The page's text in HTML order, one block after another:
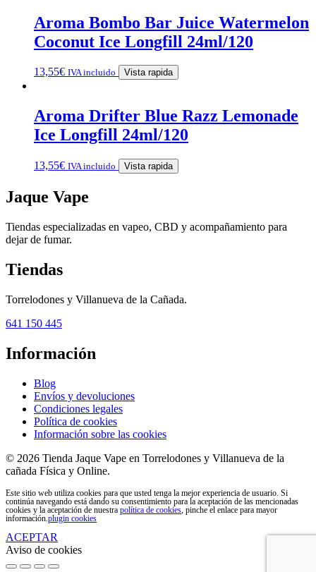
Aroma Bombo Bar Juice Watermelon
Coconut Ice Longfill 24ml/120
13,55€ IVA incluido Vista rapida
Aroma Drifter Blue Razz Lemonade
Ice Longfill 24ml/120
13,55€ IVA incluido Vista rapida
Jaque Vape
Tiendas especializadas en vapeo, CBD y acompañamiento para
dejar de fumar.
Tiendas
Torrelodones y Villanueva de la Cañada.
641 150 445
Información
Blog
Envíos y devoluciones
Condiciones legales
Política de cookies
Información sobre las cookies
© 2026 Tienda Jaque Vape en Torrelodones y Villanueva de la
cañada Física y Online.
Este sitio web utiliza cookies para que usted tenga la mejor experiencia de usuario. Si
continúa navegando está dando su consentimiento para la aceptación de las mencionadas
cookies y la aceptación de nuestra política de cookies , pinche el enlace para mayor
información. plugin cookies
ACEPTAR
Aviso de cookies